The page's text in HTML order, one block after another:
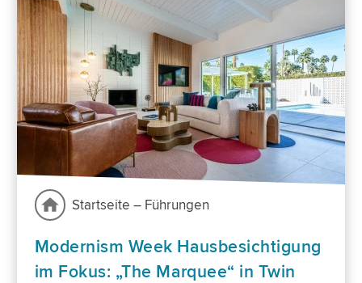
Startseite – Führungen
Modernism Week Hausbesichtigung
im Fokus: „The Marquee“ in Twin